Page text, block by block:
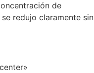
de
redujo claramente sin